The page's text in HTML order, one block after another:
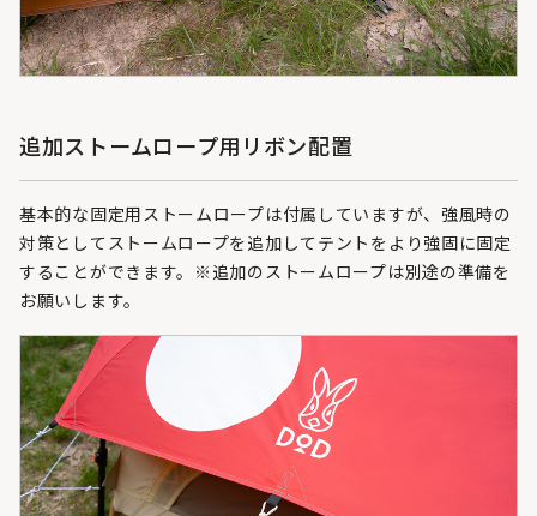
追加ストームロープ用リボン配置
基本的な固定用ストームロープは付属していますが、強風時の
対策としてストームロープを追加してテントをより強固に固定
することができます。※追加のストームロープは別途の準備を
お願いします。